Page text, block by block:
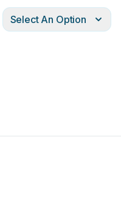
Select An Option